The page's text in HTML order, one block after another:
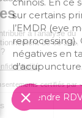
sur certains
l’EMDR (eye
négatives en
d’acupuncture.
Prendre